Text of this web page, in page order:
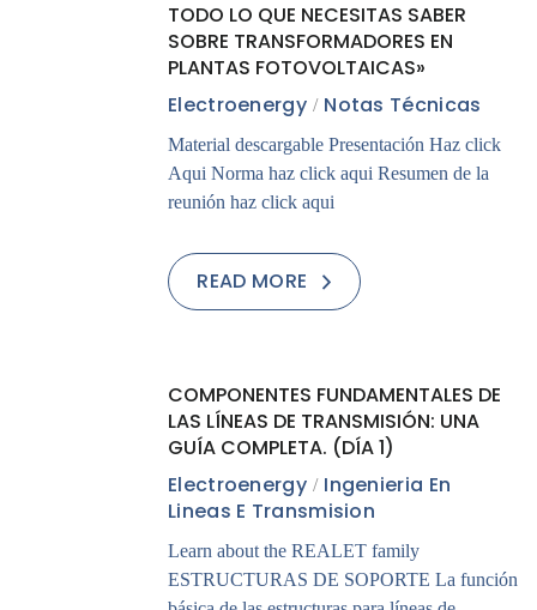
TODO LO QUE NECESITAS SABER
SOBRE TRANSFORMADORES EN
PLANTAS FOTOVOLTAICAS»
Electroenergy
Notas Técnicas
Material descargable Presentación Haz click
Aqui Norma haz click aqui Resumen de la
reunión haz click aqui
READ MORE
COMPONENTES FUNDAMENTALES DE
LAS LÍNEAS DE TRANSMISIÓN: UNA
GUÍA COMPLETA. (DÍA 1)
Electroenergy
Ingenieria En
Lineas E Transmision
Learn about the REALET family
ESTRUCTURAS DE SOPORTE La función